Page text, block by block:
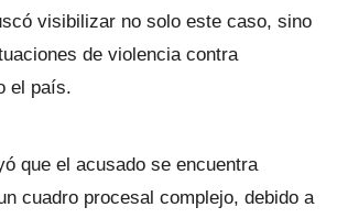
visibilizar no solo este caso, sino
de violencia contra
el país.
que el acusado se encuentra
cuadro procesal complejo, debido a